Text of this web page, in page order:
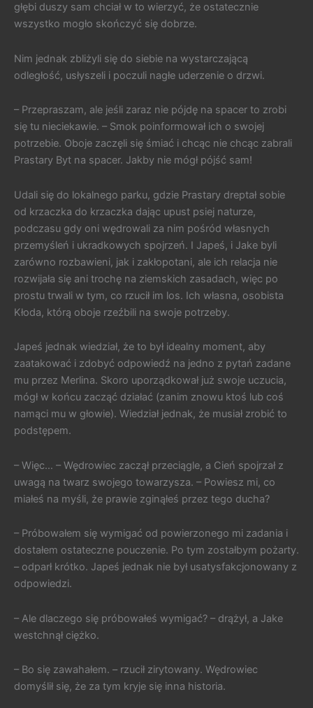
głębi duszy sam chciał w to wierzyć, że ostatecznie
wszystko mogło skończyć się dobrze.
Nim jednak zbliżyli się do siebie na wystarczającą
odległość, usłyszeli i poczuli nagłe uderzenie o drzwi.
– Przepraszam, ale jeśli zaraz nie pójdę na spacer to zrobi
się tu nieciekawie. – Smok poinformował ich o swojej
potrzebie. Oboje zaczęli się śmiać i chcąc nie chcąc zabrali
Prastary Byt na spacer. Jakby nie mógł pójść sam!
Udali się do lokalnego parku, gdzie Prastary dreptał sobie
od krzaczka do krzaczka dając upust psiej naturze,
podczasu gdy oni wędrowali za nim pośród własnych
przemyśleń i ukradkowych spojrzeń. I Japeś, i Jake byli
zarówno rozbawieni, jak i zakłopotani, ale ich relacja nie
rozwijała się ani trochę na ziemskich zasadach, więc po
prostu trwali w tym, co rzucił im los. Ich własna, osobista
Kłoda, którą oboje rzeźbili na swoje potrzeby.
Japeś jednak wiedział, że to był idealny moment, aby
zaatakować i zdobyć odpowiedź na jedno z pytań zadane
mu przez Merlina. Skoro uporządkował już swoje uczucia,
mógł w końcu zacząć działać (zanim znowu ktoś lub coś
namąci mu w głowie). Wiedział jednak, że musiał zrobić to
podstępem.
– Więc… – Wędrowiec zaczął przeciągle, a Cień spojrzał z
uwagą na twarz swojego towarzysza. – Powiesz mi, co
miałeś na myśli, że prawie zginąłeś przez tego ducha?
– Próbowałem się wymigać od powierzonego mi zadania i
dostałem ostateczne pouczenie. Po tym zostałbym pożarty.
– odparł krótko. Japeś jednak nie był usatysfakcjonowany z
odpowiedzi.
– Ale dlaczego się próbowałeś wymigać? – drążył, a Jake
westchnął ciężko.
– Bo się zawahałem. – rzucił zirytowany. Wędrowiec
domyślił się, że za tym kryje się inna historia.